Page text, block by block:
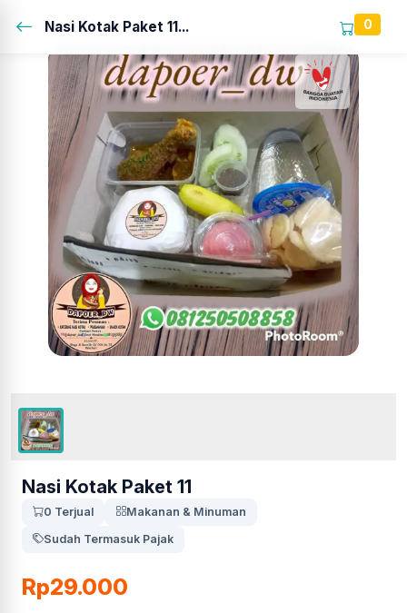
Nasi Kotak Paket 11... 0
Nasi Kotak Paket 11
0 Terjual
Makanan & Minuman
Sudah Termasuk Pajak
Rp29.000